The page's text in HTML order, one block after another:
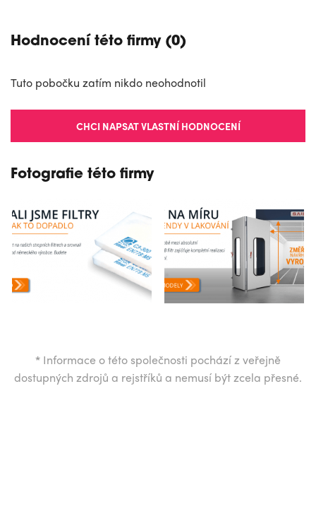
Hodnocení této firmy (0)
Tuto pobočku zatím nikdo neohodnotil
CHCI NAPSAT VLASTNÍ HODNOCENÍ
Fotografie této firmy
* Informace o této společnosti pochází z veřejně
dostupných zdrojů a rejstříků a nemusí být zcela přesné.